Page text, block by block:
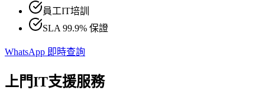
員工IT培訓
SLA 99.9% 保證
WhatsApp 即時查詢
上門IT支援服務